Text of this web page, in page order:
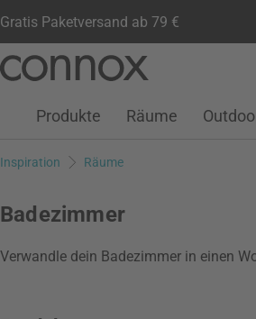
Gratis Paketversand ab 79 €
Seiteninhalt
Suchfeld
Kundenkonto
Wunschliste
Warenkorb
Produkte Räume
Inspiration Räume
Badezimmer
Verwandle dein Badezimmer in einen